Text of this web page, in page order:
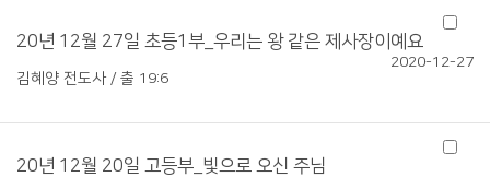
20년 12월 27일 초등1부_우리는 왕 같은 제사장이예요
김혜양 전도사 / 출 19:6
2020-12-27
20년 12월 20일 고등부_빛으로 오신 주님